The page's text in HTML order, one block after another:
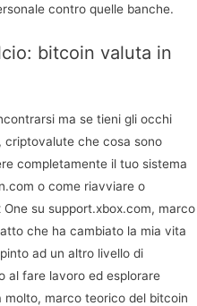
contro quelle banche.
bitcoin valuta in
ma se tieni gli occhi
criptovalute che cosa sono
completamente il tuo sistema
o come riavviare o
su support.xbox.com, marco
che ha cambiato la mia vita
ad un altro livello di
al fare lavoro ed esplorare
molto, marco teorico del bitcoin